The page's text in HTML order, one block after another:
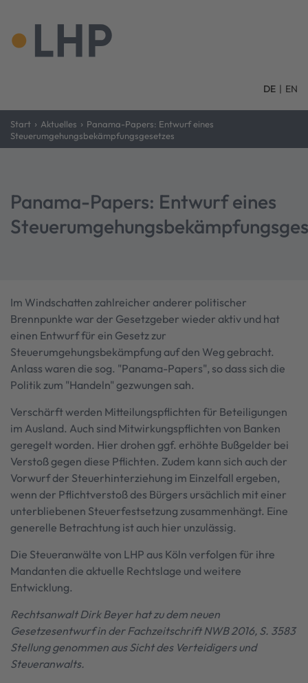
DE | EN
Start › Aktuelles › Panama-Papers: Entwurf eines
Steuerumgehungsbekämpfungsgesetzes
Panama-Papers: Entwurf eines
Im Windschatten zahlreicher anderer politischer
Brennpunkte war der Gesetzgeber wieder aktiv und hat
einen Entwurf für ein Gesetz zur
Steuerumgehungsbekämpfung auf den Weg gebracht.
Anlass waren die sog. "Panama-Papers", so dass sich die
Politik zum "Handeln" gezwungen sah.
Verschärft werden Mitteilungspflichten für Beteiligungen
im Ausland. Auch sind Mitwirkungspflichten von Banken
geregelt worden. Hier drohen ggf. erhöhte Bußgelder bei
Verstoß gegen diese Pflichten. Zudem kann sich auch der
Vorwurf der Steuerhinterziehung im Einzelfall ergeben,
wenn der Pflichtverstoß des Bürgers ursächlich mit einer
unterbliebenen Steuerfestsetzung zusammenhängt. Eine
generelle Betrachtung ist auch hier unzulässig.
Die Steueranwälte von LHP aus Köln verfolgen für ihre
Mandanten die aktuelle Rechtslage und weitere
Entwicklung.
Rechtsanwalt Dirk Beyer hat zu dem neuen
Gesetzesentwurf in der Fachzeitschrift NWB 2016, S. 3583
Stellung genommen aus Sicht des Verteidigers und
Steueranwalts.